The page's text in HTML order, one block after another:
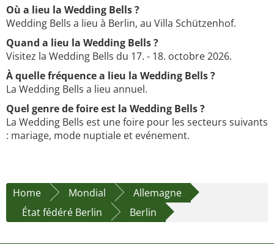
Où a lieu la Wedding Bells ?
Wedding Bells a lieu à Berlin, au Villa Schützenhof.
Quand a lieu la Wedding Bells ?
Visitez la Wedding Bells du 17. - 18. octobre 2026.
À quelle fréquence a lieu la Wedding Bells ?
La Wedding Bells a lieu annuel.
Quel genre de foire est la Wedding Bells ?
La Wedding Bells est une foire pour les secteurs suivants
: mariage, mode nuptiale et evénement.
Home Mondial
Allemagne
État fédéré Berlin
Berlin